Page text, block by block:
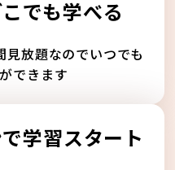
でも学べる
放題なのでいつでも
できます
学習スタート